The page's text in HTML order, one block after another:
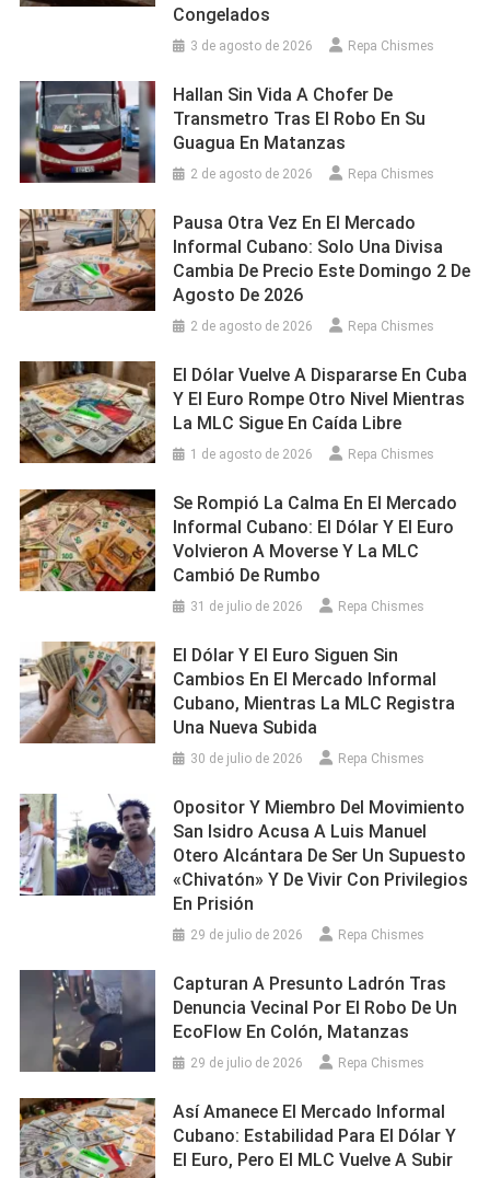
Congelados
3 de agosto de 2026 Repa Chismes
Hallan Sin Vida A Chofer De
Transmetro Tras El Robo En Su
Guagua En Matanzas
2 de agosto de 2026 Repa Chismes
Pausa Otra Vez En El Mercado
Informal Cubano: Solo Una Divisa
Cambia De Precio Este Domingo 2 De
Agosto De 2026
2 de agosto de 2026 Repa Chismes
El Dólar Vuelve A Dispararse En Cuba
Y El Euro Rompe Otro Nivel Mientras
La MLC Sigue En Caída Libre
1 de agosto de 2026 Repa Chismes
Se Rompió La Calma En El Mercado
Informal Cubano: El Dólar Y El Euro
Volvieron A Moverse Y La MLC
Cambió De Rumbo
31 de julio de 2026 Repa Chismes
El Dólar Y El Euro Siguen Sin
Cambios En El Mercado Informal
Cubano, Mientras La MLC Registra
Una Nueva Subida
30 de julio de 2026 Repa Chismes
Opositor Y Miembro Del Movimiento
San Isidro Acusa A Luis Manuel
Otero Alcántara De Ser Un Supuesto
«chivatón» Y De Vivir Con Privilegios
En Prisión
29 de julio de 2026 Repa Chismes
Capturan A Presunto Ladrón Tras
Denuncia Vecinal Por El Robo De Un
EcoFlow En Colón, Matanzas
29 de julio de 2026 Repa Chismes
Así Amanece El Mercado Informal
Cubano: Estabilidad Para El Dólar Y
El Euro, Pero El MLC Vuelve A Subir